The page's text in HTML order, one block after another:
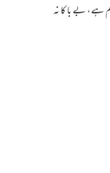
ہے، بے با کا نہ